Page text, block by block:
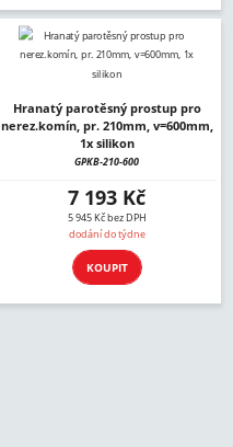
Hranatý parotěsný prostup pro
nerez.komín, pr. 210mm, v=600mm,
1x silikon
GPKB-210-600
7 193 Kč
5 945 Kč bez DPH
dodání do týdne
KOUPIT